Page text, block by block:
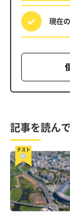
現在
記事を読ん
テスト